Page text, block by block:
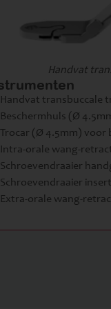
Handvat
Handvat transbuccale
Beschermhuls (Ø
Trocar (Ø 4.5mm) voor
Intra-orale wang-
Schroevendraaier
Schroevendraaier
Extra-orale wang-